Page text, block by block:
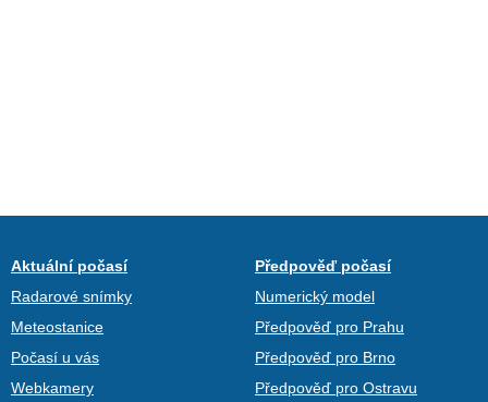
Aktuální počasí
Radarové snímky
Meteostanice
Počasí u vás
Webkamery
Předpověď počasí
Numerický model
Předpověď pro Prahu
Předpověď pro Brno
Předpověď pro Ostravu